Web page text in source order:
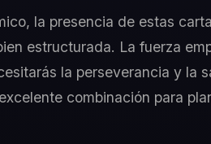
la presencia de estas
estructurada. La fuerza
la perseverancia y la
combinación para